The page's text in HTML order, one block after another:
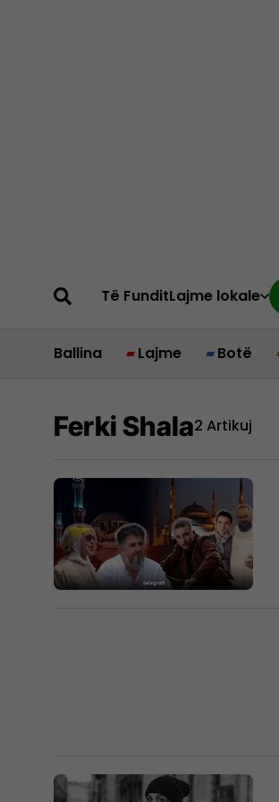
Të FunditLajme lokale
Ballina Lajme Botë
Ferki Shala2 Artikuj